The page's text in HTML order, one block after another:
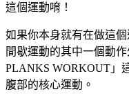
這個運動唷！
如果你本身就有在做這個
間歇運動的其中一個動
PLANKS WORKOUT」
腹部的核心運動。